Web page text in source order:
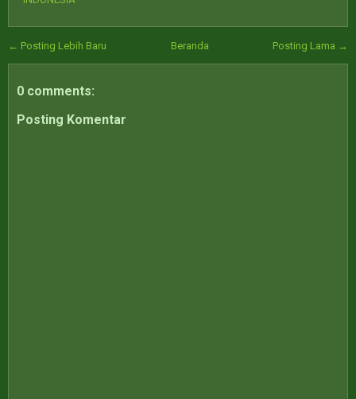
← Posting Lebih Baru Posting Lama →
Beranda
0 comments:
Posting Komentar